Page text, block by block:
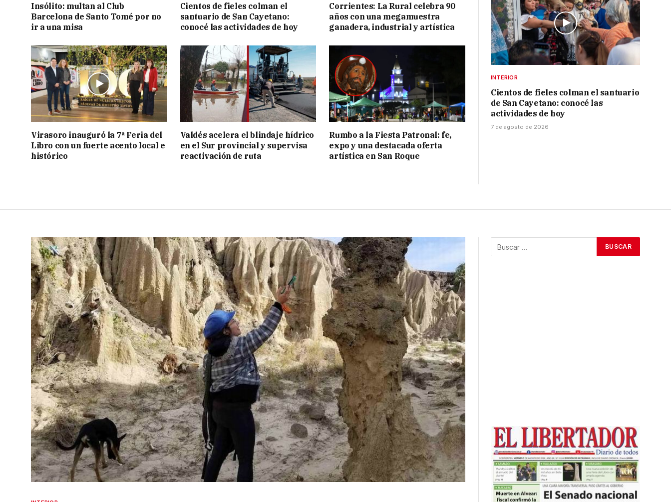
Insólito: multan al Club
Barcelona de Santo Tomé por no
ir a una misa
Cientos de fieles colman el
santuario de San Cayetano:
conocé las actividades de hoy
Corrientes: La Rural celebra 90
años con una megamuestra
ganadera, industrial y artística
Virasoro inauguró la 7ª Feria del
Libro con un fuerte acento local e
histórico
Valdés acelera el blindaje hídrico
en el Sur provincial y supervisa
reactivación de ruta
Rumbo a la Fiesta Patronal: fe,
expo y una destacada oferta
artística en San Roque
INTERIOR
Cientos de fieles colman el santuario
de San Cayetano: conocé las
actividades de hoy
7 de agosto de 2026